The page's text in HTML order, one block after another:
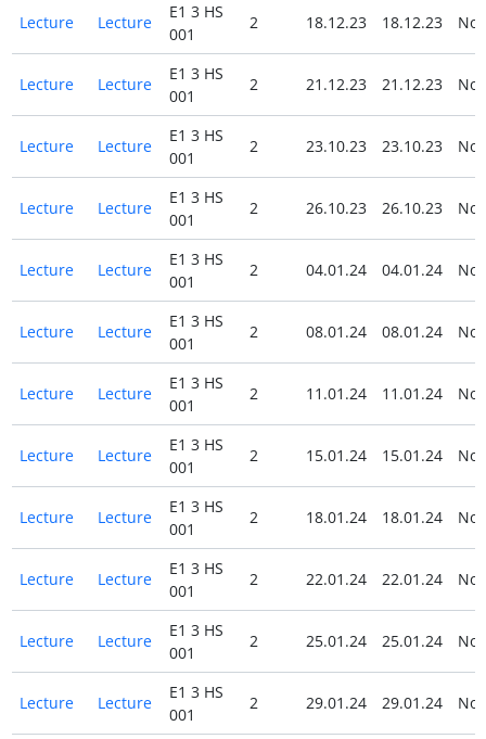
Lecture Lecture
E1 3 HS
001
2 18.12.23 18.12.23 No
Lecture Lecture
E1 3 HS
001
2 21.12.23 21.12.23 No
Lecture Lecture
E1 3 HS
001
2 23.10.23 23.10.23 No
Lecture Lecture
E1 3 HS
001
2 26.10.23 26.10.23 No
Lecture Lecture
E1 3 HS
001
2 04.01.24 04.01.24 No
Lecture Lecture
E1 3 HS
001
2 08.01.24 08.01.24 No
Lecture Lecture
E1 3 HS
001
2 11.01.24 11.01.24 No
Lecture Lecture
E1 3 HS
001
2 15.01.24 15.01.24 No
Lecture Lecture
E1 3 HS
001
2 18.01.24 18.01.24 No
Lecture Lecture
E1 3 HS
001
2 22.01.24 22.01.24 No
Lecture Lecture
E1 3 HS
001
2 25.01.24 25.01.24 No
Lecture Lecture
E1 3 HS
001
2 29.01.24 29.01.24 No